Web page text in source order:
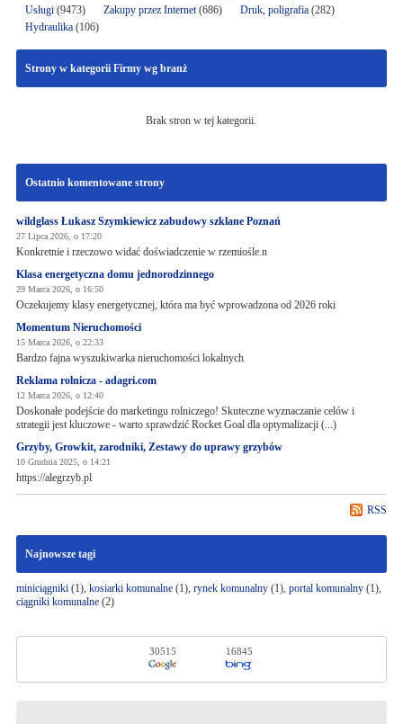
Usługi(9473) Zakupy przez Internet(686) Druk, poligrafia(282)
Hydraulika(106)
Strony w kategorii Firmy wg branż
Brak stron w tej kategorii.
Ostatnio komentowane strony
wildglass Łukasz Szymkiewicz zabudowy szklane Poznań
27 Lipca 2026, o 17:20
Konkretnie i rzeczowo widać doświadczenie w rzemiośle.n
Klasa energetyczna domu jednorodzinnego
29 Marca 2026, o 16:50
Oczekujemy klasy energetycznej, która ma być wprowadzona od 2026 roki
Momentum Nieruchomości
15 Marca 2026, o 22:33
Bardzo fajna wyszukiwarka nieruchomości lokalnych
Reklama rolnicza - adagri.com
12 Marca 2026, o 12:40
Doskonałe podejście do marketingu rolniczego! Skuteczne wyznaczanie celów i
strategii jest kluczowe - warto sprawdzić Rocket Goal dla optymalizacji (...)
Grzyby, Growkit, zarodniki, Zestawy do uprawy grzybów
10 Grudnia 2025, o 14:21
https://alegrzyb.pl
RSS
Najnowsze tagi
miniciągniki(1), kosiarki komunalne(1), rynek komunalny(1), portal komunalny(1),
ciągniki komunalne(2)
30515 16845